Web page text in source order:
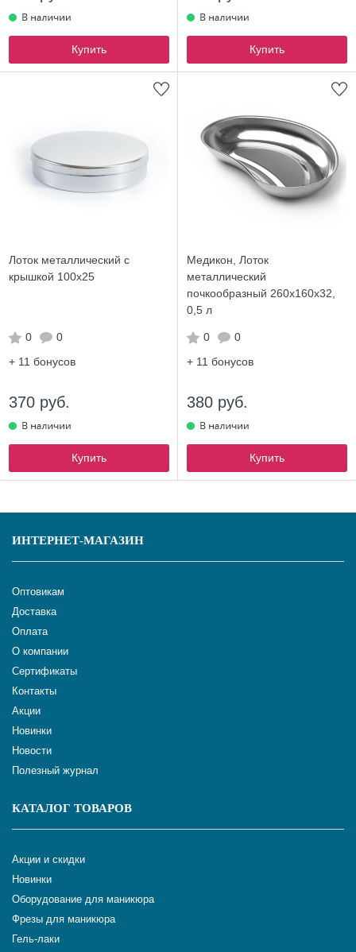
Купить Купить
Лоток металлический с
крышкой 100х25
0
0
+ 11 бонусов
370 руб.
Купить
Медикон, Лоток
металлический
почкообразный 260х160х32,
0,5 л
0
0
+ 11 бонусов
380 руб.
Купить
ИНТЕРНЕТ-МАГАЗИН
Оптовикам
Доставка
Оплата
О компании
Сертификаты
Контакты
Акции
Новинки
Новости
Полезный журнал
КАТАЛОГ ТОВАРОВ
Акции и скидки
Новинки
Оборудование для маникюра
Фрезы для маникюра
Гель-лаки